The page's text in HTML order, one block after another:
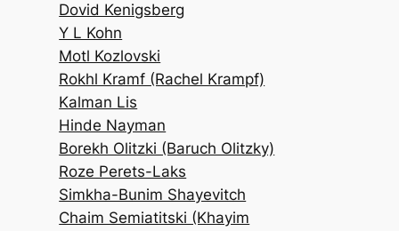
Dovid Kenigsberg
Y L Kohn
Motl Kozlovski
Rokhl Kramf (Rachel Krampf)
Kalman Lis
Hinde Nayman
Borekh Olitzki (Baruch Olitzky)
Roze Perets-Laks
Simkha-Bunim Shayevitch
Chaim Semiatitski (Khayim